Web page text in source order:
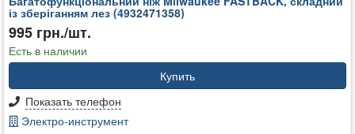
із зберіганням лез (4932471358)
995 грн./шт.
Есть в наличии
Купить
Показать телефон
Электро-инструмент